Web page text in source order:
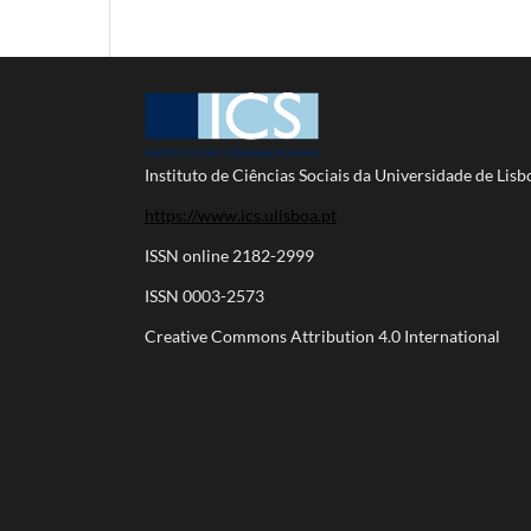
Instituto de Ciências Sociais da Universidade de
https://www.ics.ulisboa.pt
ISSN online 2182-2999
ISSN 0003-2573
Creative Commons Attribution 4.0 International